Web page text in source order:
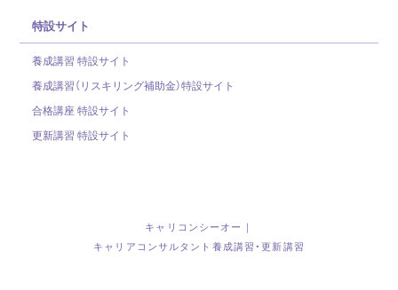
特設サイト
養成講習 特設サイト
養成講習（リスキリング補助金）特設サイト
合格講座 特設サイト
更新講習 特設サイト
キャリコンシーオー｜
キャリアコンサルタント養成講習・更新講習